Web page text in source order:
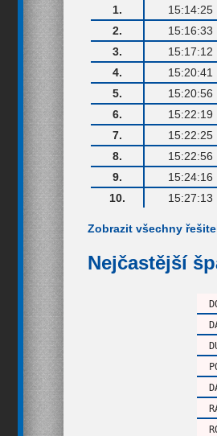
1.
15:14:25
2.
15:16:33
3.
15:17:12
4.
15:20:41
5.
15:20:56
6.
15:22:19
7.
15:22:25
8.
15:22:56
9.
15:24:16
10.
15:27:13
Zobrazit všechny
Nejčastější